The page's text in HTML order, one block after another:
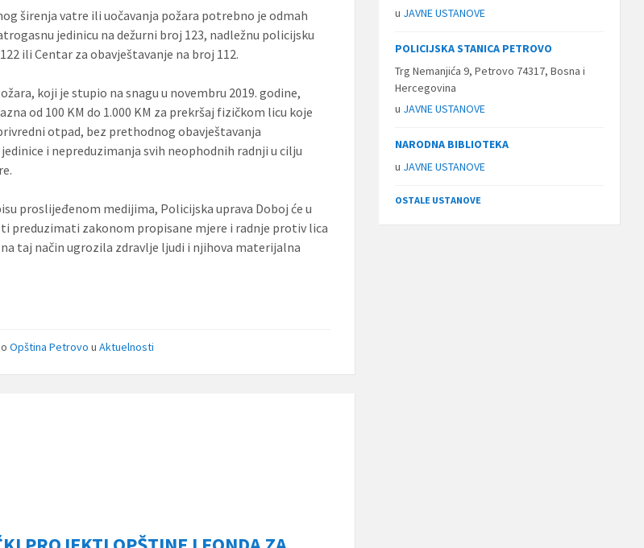
širenja vatre ili uočavanja požara potrebno je odmah
jedinicu na dežurni broj 123, nadležnu policijsku
ili Centar za obavještavanje na broj 112.
koji je stupio na snagu u novembru 2019. godine,
od 100 KM do 1.000 KM za prekršaj fizičkom licu koje
otpad, bez prethodnog obavještavanja
i nepreduzimanja svih neophodnih radnji u cilju
proslijeđenom medijima, Policijska uprava Doboj će u
preduzimati zakonom propisane mjere i radnje protiv lica
taj način ugrozila zdravlje ljudi i njihova materijalna
Opština Petrovo uAktuelnosti
u JAVNE USTANOVE
POLICIJSKA STANICA PETROVO
Trg Nemanjića 9, Petrovo 74317, Bosna i
Hercegovina
u JAVNE USTANOVE
NARODNA BIBLIOTEKA
u JAVNE USTANOVE
OSTALE USTANOVE